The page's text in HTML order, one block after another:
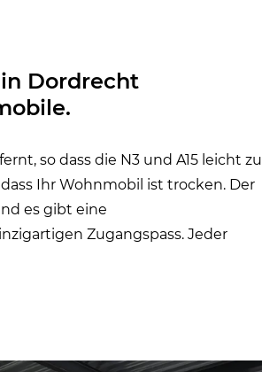
Dordrecht
so dass die N3 und A15 leicht zu
Ihr Wohnmobil ist trocken. Der
es gibt eine
Zugangspass. Jeder